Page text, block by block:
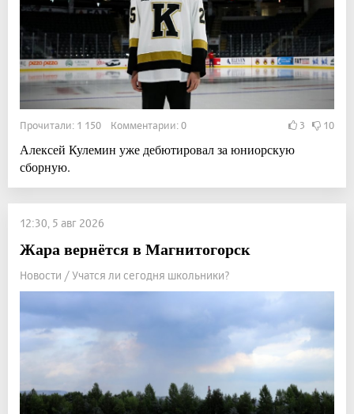
Прочитали: 1 150 Комментарии: 0 3 10
Алексей Кулемин уже дебютировал за юниорскую
сборную.
12:30, 5 авг 2026
Жара вернётся в Магнитогорск
Новости / Учатся ли сегодня школьники?